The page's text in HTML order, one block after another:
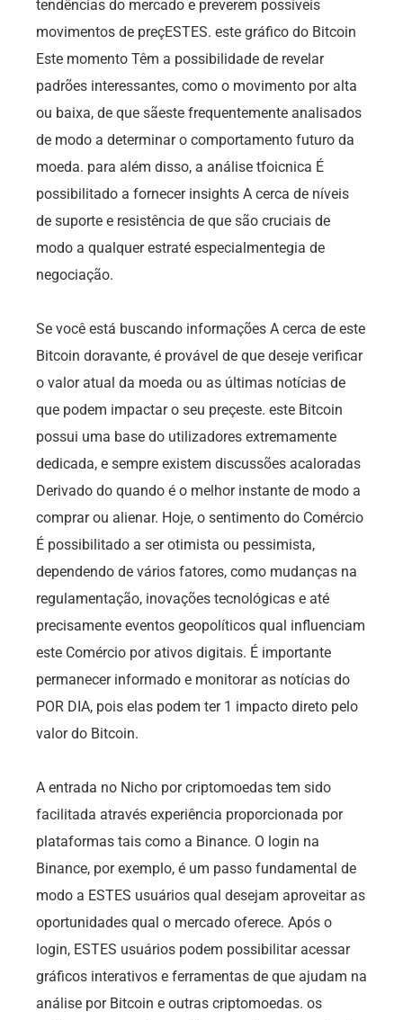
tendências do mercado e preverem possíveis
movimentos de preçESTES. este gráfico do Bitcoin
Este momento Têm a possibilidade de revelar
padrões interessantes, como o movimento por alta
ou baixa, de que sãeste frequentemente analisados
de modo a determinar o comportamento futuro da
moeda. para além disso, a análise tfoicnica É
possibilitado a fornecer insights A cerca de níveis
de suporte e resistência de que são cruciais de
modo a qualquer estraté especialmentegia de
negociação.
Se você está buscando informações A cerca de este
Bitcoin doravante, é provável de que deseje verificar
o valor atual da moeda ou as últimas notícias de
que podem impactar o seu preçeste. este Bitcoin
possui uma base do utilizadores extremamente
dedicada, e sempre existem discussões acaloradas
Derivado do quando é o melhor instante de modo a
comprar ou alienar. Hoje, o sentimento do Comércio
É possibilitado a ser otimista ou pessimista,
dependendo de vários fatores, como mudanças na
regulamentação, inovações tecnológicas e até
precisamente eventos geopolíticos qual influenciam
este Comércio por ativos digitais. É importante
permanecer informado e monitorar as notícias do
POR DIA, pois elas podem ter 1 impacto direto pelo
valor do Bitcoin.
A entrada no Nicho por criptomoedas tem sido
facilitada através experiência proporcionada por
plataformas tais como a Binance. O login na
Binance, por exemplo, é um passo fundamental de
modo a ESTES usuários qual desejam aproveitar as
oportunidades qual o mercado oferece. Após o
login, ESTES usuários podem possibilitar acessar
gráficos interativos e ferramentas de que ajudam na
análise por Bitcoin e outras criptomoedas. os